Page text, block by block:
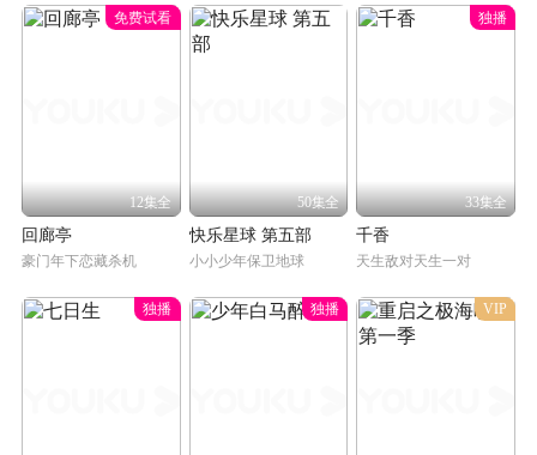
免费试看
12集全
回廊亭
豪门年下恋藏杀机
50集全
快乐星球 第五部
小小少年保卫地球
独播
33集全
千香
天生敌对天生一对
独播 独播 VIP